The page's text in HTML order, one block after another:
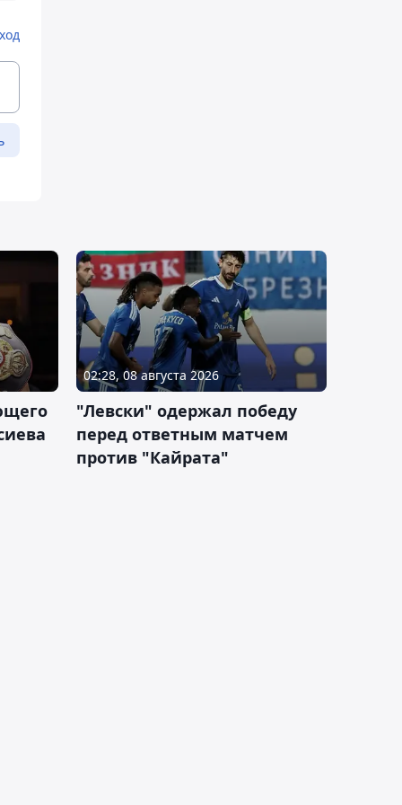
02:28, 08 августа 2026
"Левски" одержал победу
перед ответным матчем
против "Кайрата"